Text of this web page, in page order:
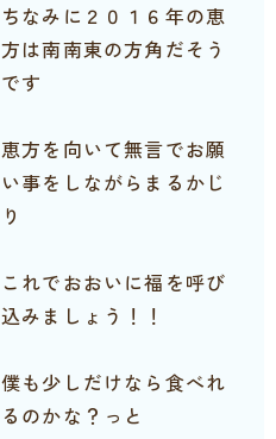
ちなみに２０１６年の恵
方は南南東の方角だそう
です
恵方を向いて無言でお願
い事をしながらまるかじ
り
これでおおいに福を呼び
込みましょう！！
僕も少しだけなら食べれ
るのかな？っと